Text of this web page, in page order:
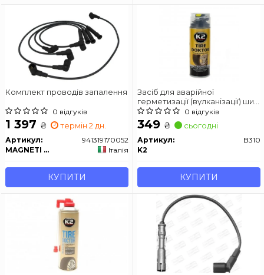
Комплект проводів запалення
0 відгуків
1 397 ₴ термін 2 дн.
Артикул:
941319170052
MAGNETI MARELLI
Італія
КУПИТИ
Засіб для аварійної
герметизації (вулканізації) шин
/K2 BOND TIRE DOKTOR 400ML
0 відгуків
349 ₴ сьогодні
Артикул:
B310
K2
КУПИТИ